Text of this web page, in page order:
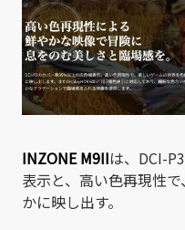
INZONE M9IIは、DCI-
表示と、高い色再現性
かに映し出す。